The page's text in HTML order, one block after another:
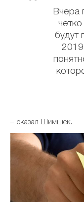
Вчера
будут
– сказал Шимшек.